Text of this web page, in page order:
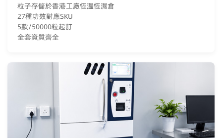
粒子存儲於香港工廠恆溫恆濕倉
27種功效對應SKU
5款/50000粒起訂
全套資質齊全